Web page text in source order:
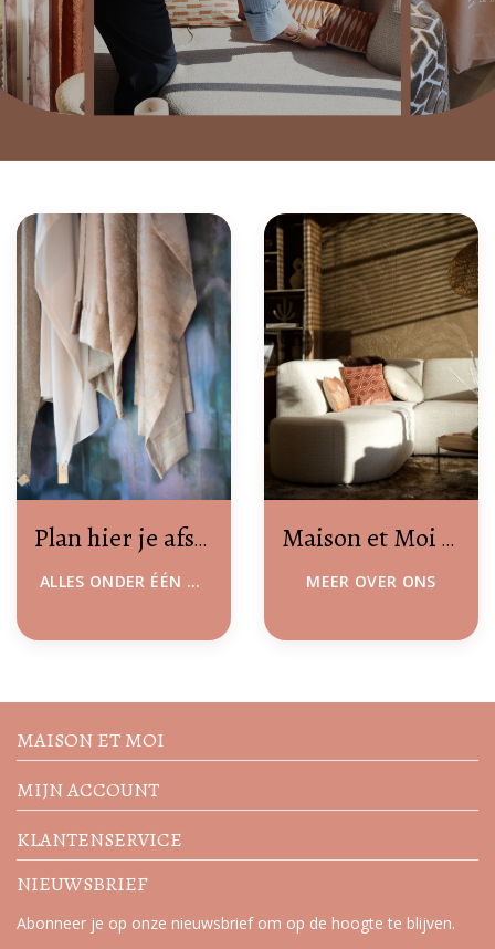
Plan hier je afspraak
ALLES ONDER ÉÉN DAK
Maison et Moi & Decorette
MEER OVER ONS
acties
MAISON ET MOI
MIJN ACCOUNT
KLANTENSERVICE
NIEUWSBRIEF
Abonneer je op onze nieuwsbrief om op de hoogte te blijven.